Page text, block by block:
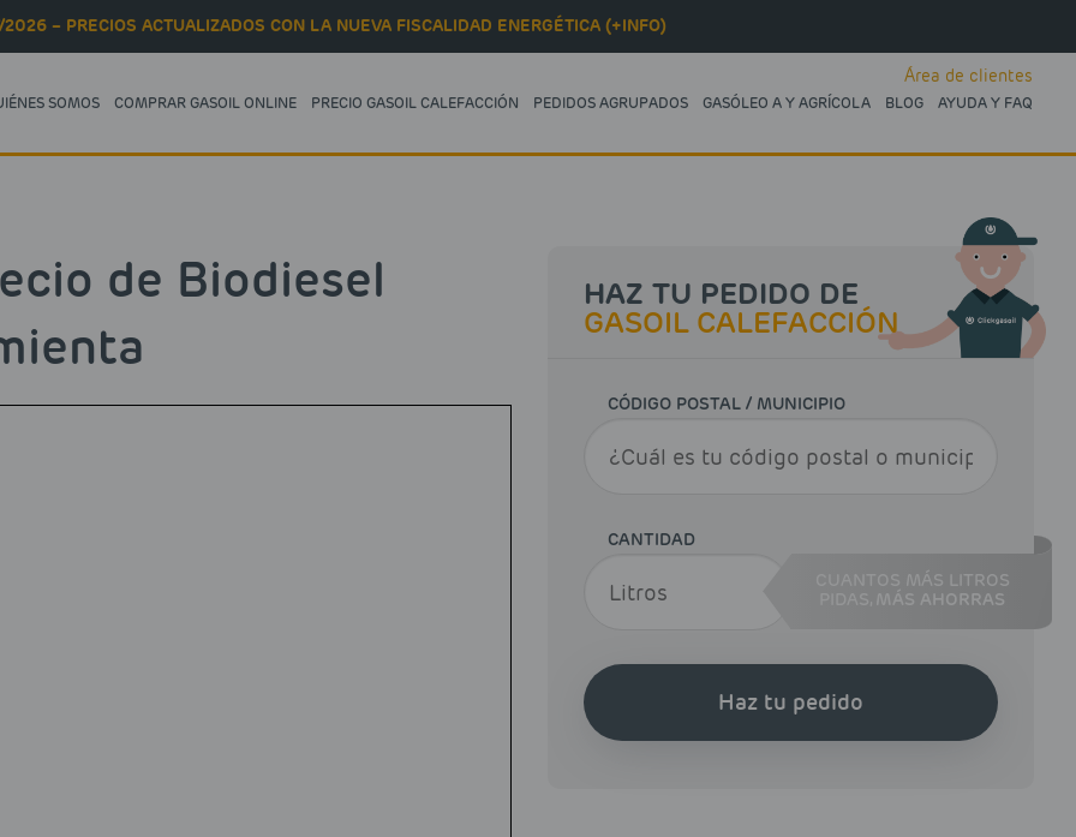
– PRECIOS ACTUALIZADOS CON LA NUEVA FISCALIDAD ENERGÉTICA (+INFO)
SOMOS COMPRAR GASOIL ONLINE PRECIO GASOIL CALEFACCIÓN PEDIDOS AGRUPADOS GASÓLEO A Y AGRÍCOLA BLOG AYUDA Y FAQ
Área de clientes
de Biodiesel
HAZ TU PEDIDO DE
GASOIL CALEFACCIÓN
CÓDIGO POSTAL / MUNICIPIO
CANTIDAD
CUANTOS MÁS LITROS
MÁS AHORRAS
Haz tu pedido